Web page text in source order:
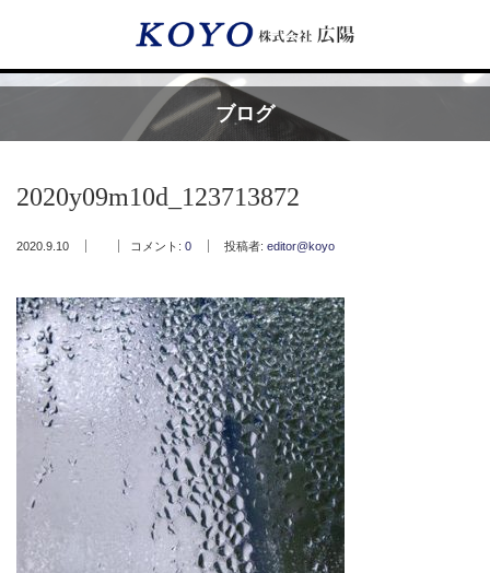
ブログ
2020y09m10d_123713872
2020.9.10 コメント: 0 投稿者: editor@koyo
Menu
フッ素樹脂コーティング
フッ素樹脂ベルト
取付工事・メンテナンス
よくある質問